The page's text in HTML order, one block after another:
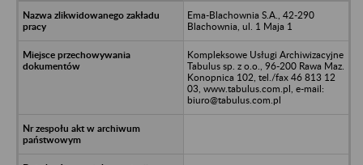
Ema-Blachownia S.A., 42-290
Blachownia, ul. 1 Maja 1
Kompleksowe Usługi Archiwizacyjne
Tabulus sp. z o.o., 96-200 Rawa Maz.
Konopnica 102, tel./fax 46 813 12
03, www.tabulus.com.pl, e-mail:
biuro@tabulus.com.pl